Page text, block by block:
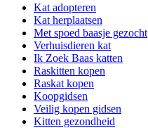
Kat adopteren
Kat herplaatsen
Met spoed baasje gezocht
Verhuisdieren kat
Ik Zoek Baas katten
Raskitten kopen
Raskat kopen
Koopgidsen
Veilig kopen gidsen
Kitten gezondheid